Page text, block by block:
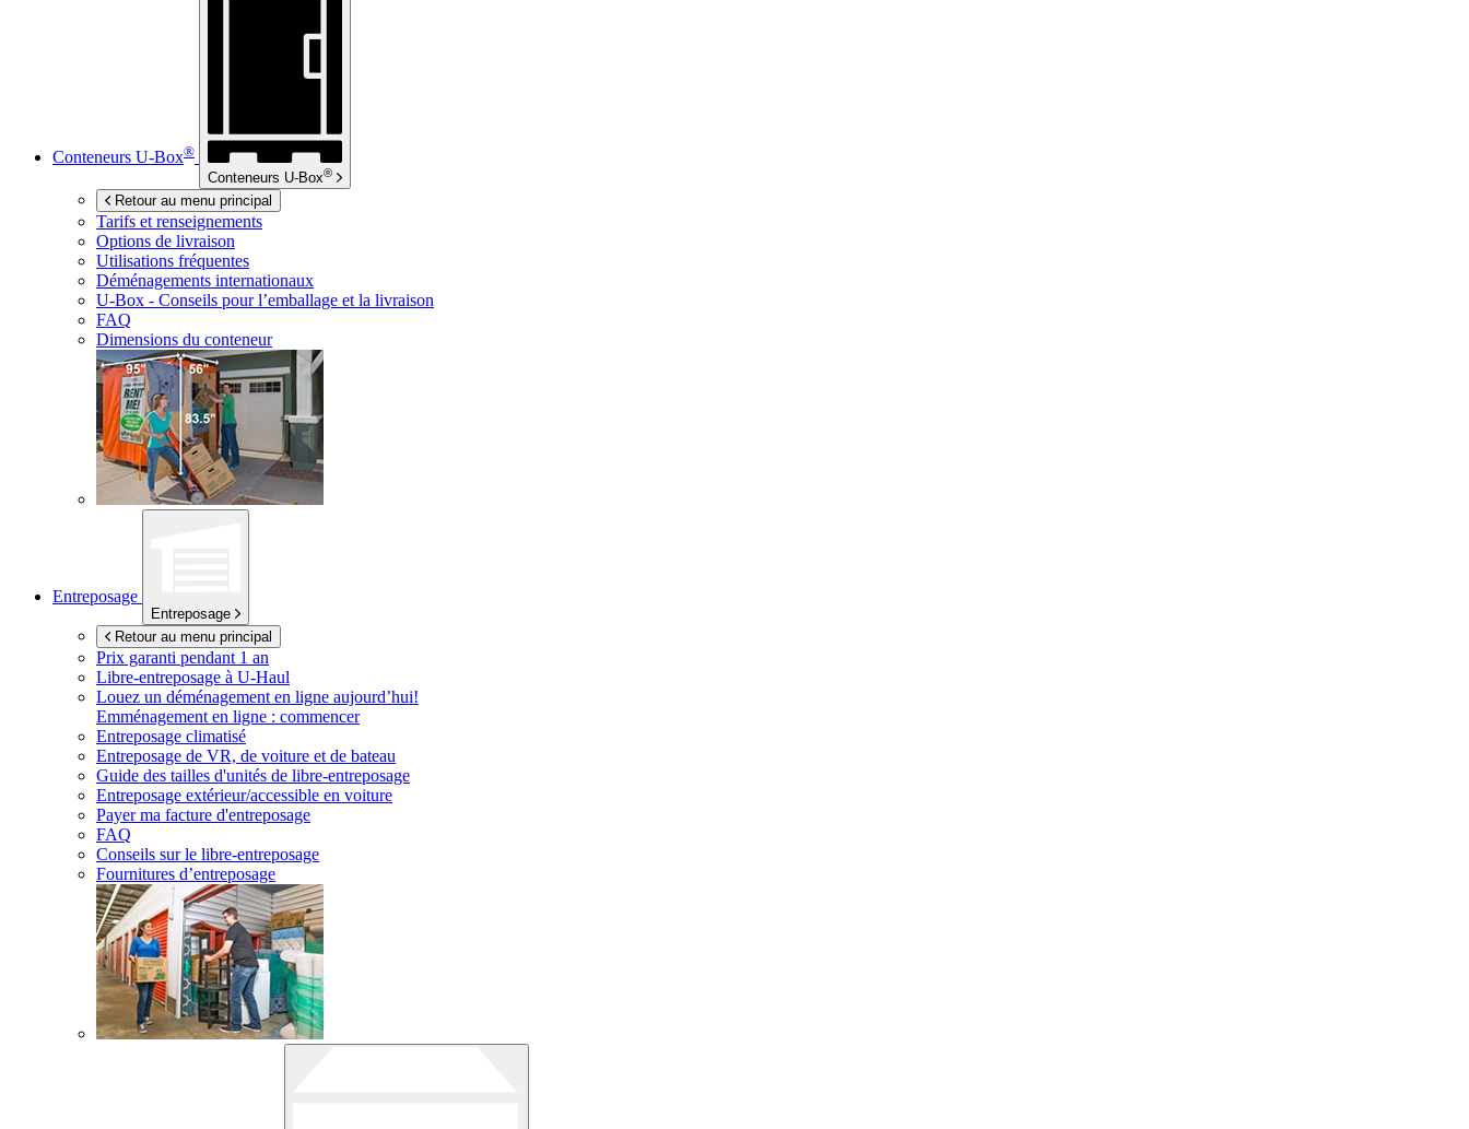
Conteneurs U-Box®
Conteneurs U-Box®
Retour au menu principal
Tarifs et renseignements
Options de livraison
Utilisations fréquentes
Déménagements internationaux
U-Box - Conseils pour l’emballage et la livraison
FAQ
Dimensions du conteneur
Entreposage
Entreposage
Retour au menu principal
Prix garanti pendant 1 an
Libre-entreposage à U-Haul
Louez un déménagement en ligne aujourd’hui!
Emménagement en ligne : commencer
Entreposage climatisé
Entreposage de VR, de voiture et de bateau
Guide des tailles d'unités de libre-entreposage
Entreposage extérieur/accessible en voiture
Payer ma facture d'entreposage
FAQ
Conseils sur le libre-entreposage
Fournitures d’entreposage